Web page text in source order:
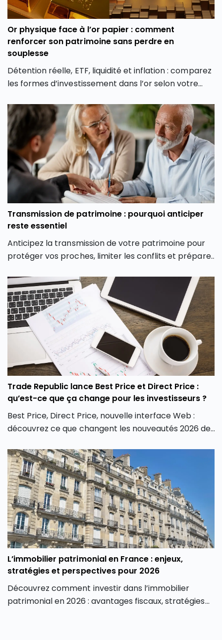
Or physique face à l’or papier : comment
renforcer son patrimoine sans perdre en
souplesse
Détention réelle, ETF, liquidité et inflation : comparez
les formes d’investissement dans l’or selon votre
Transmission de patrimoine : pourquoi anticiper
reste essentiel
Anticipez la transmission de votre patrimoine pour
protéger vos proches, limiter les conflits et préparer
Trade Republic lance Best Price et Direct Price :
qu’est-ce que ça change pour les investisseurs ?
Best Price, Direct Price, nouvelle interface Web :
découvrez ce que changent les nouveautés 2026 de
L’immobilier patrimonial en France : enjeux,
stratégies et perspectives pour 2026
Découvrez comment investir dans l’immobilier
patrimonial en 2026 : avantages fiscaux, stratégies